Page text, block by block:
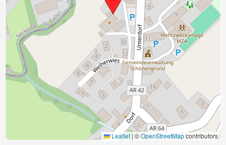
Leaflet | ©OpenStreetMapcontributors